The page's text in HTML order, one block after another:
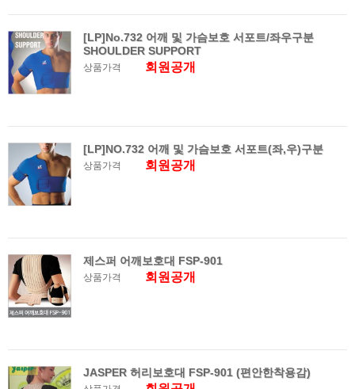
[LP]No.732 어깨 및 가슴보호 서포트/좌우구분
SHOULDER SUPPORT
상품가격 회원공개
[LP]NO.732 어깨 및 가슴보호 서포트(좌,우)구분
상품가격 회원공개
제스퍼 어깨보호대 FSP-901
상품가격 회원공개
JASPER 허리보호대 FSP-901 (편안한착용감)